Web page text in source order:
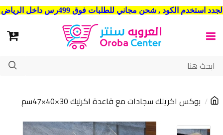
شحن مجاني للطلبات فوق 499رس داخل الرياض . وشحن الي جميع مدن المملكة العربية السعودية
بوكس اكريلك سجادات مع قاعدة اكرليك 30×40×47سم